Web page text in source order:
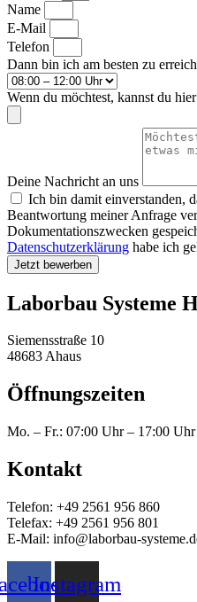
Name
E-Mail
Telefon
Dann bin ich am besten zu
Wenn du möchtest, kannst du
Deine Nachricht an uns
Ich bin damit einverstanden,
Beantwortung meiner Anfrage
Dokumentationszwecken
Datenschutzerklärung habe ich
Jetzt bewerben
Laborbau Systeme
Siemensstraße 10
48683 Ahaus
Öffnungszeiten
Mo. – Fr.: 07:00 Uhr – 17:00 Uhr
Kontakt
Telefon: +49 2561 956 860
Telefax: +49 2561 956 801
E-Mail: info@laborbau-
Instagram